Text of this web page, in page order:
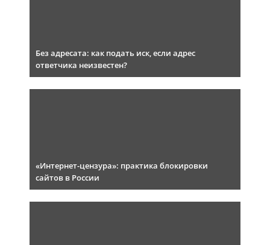
Без адресата: как подать иск, если адрес
ответчика неизвестен?
«Интернет-цензура»: практика блокировки
сайтов в России